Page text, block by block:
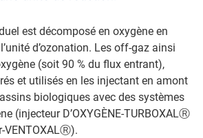
est décomposé en oxygène en
d’ozonation. Les off-gaz ainsi
(soit 90 % du flux entrant),
et utilisés en les injectant en amont
biologiques avec des systèmes
(injecteur D’OXYGÈNE-TURBOXALⓇ
VENTOXALⓇ).